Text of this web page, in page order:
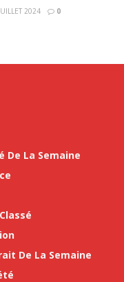
2024 0
De La Semaine
De La Semaine